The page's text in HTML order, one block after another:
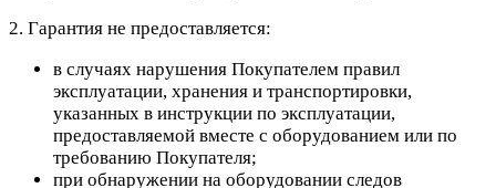
2. Гарантия не предоставляется:
в случаях нарушения Покупателем правил
эксплуатации, хранения и транспортировки,
указанных в инструкции по эксплуатации,
предоставляемой вместе с оборудованием или по
требованию Покупателя;
при обнаружении на оборудовании следов